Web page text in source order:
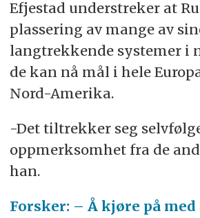
Efjestad understreker at
plassering av mange av
langtrekkende systemer i
de kan nå mål i hele
Nord-Amerika.
-Det tiltrekker seg
oppmerksomhet fra de
han.
Forsker: – Å kjøre på